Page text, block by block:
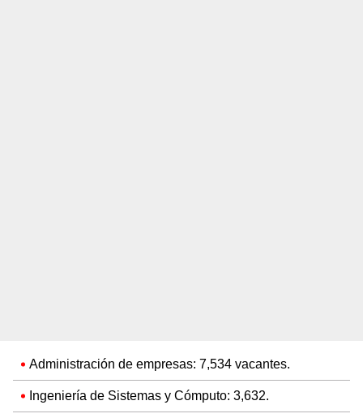
Administración de empresas: 7,534 vacantes.
Ingeniería de Sistemas y Cómputo: 3,632.